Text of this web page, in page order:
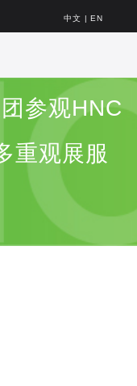
中文 | EN
参观HNC
重观展服